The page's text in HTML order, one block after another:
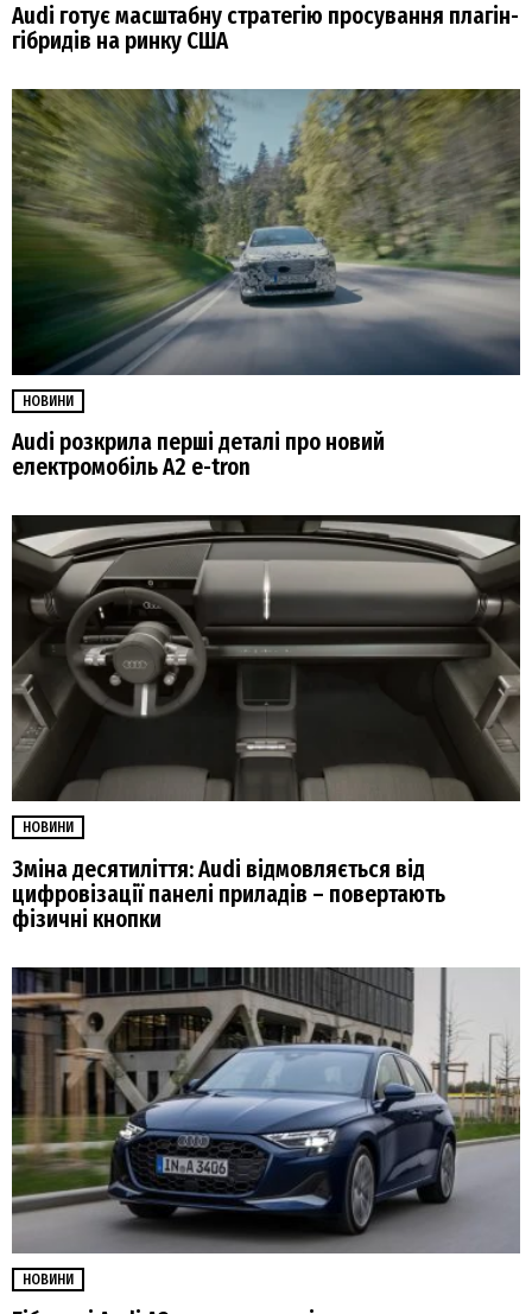
Audi готує масштабну стратегію просування плагін-
гібридів на ринку США
НОВИНИ
Audi розкрила перші деталі про новий
електромобіль A2 e-tron
НОВИНИ
Зміна десятиліття: Audi відмовляється від
цифровізації панелі приладів – повертають
фізичні кнопки
НОВИНИ